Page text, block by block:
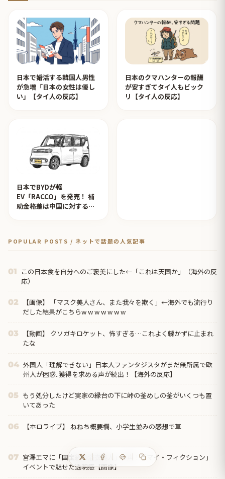
日本で婚活する韓国人男性
が急増「日本の女性は優し
い」【タイ人の反応】
日本のクマハンターの報酬
が安すぎてタイ人もビック
リ【タイ人の反応】
日本でBYDが軽
EV「RACCO」を発売！ 補
助金格差は中国に対するイ
POPULAR POSTS / ネットで話題の人気記事
01
この日本食を自分へのご褒美にした←「これは天国か」（海外の反
応）
02
【画像】 「マスク美人さん、また我々を欺く」←海外でも流行り
だした結果がこちらw w w w w w w
03
【動画】 クソガキロケット、怖すぎる…これよく轢かずに止まれ
たな
04 外国人「理解できない」日本人ファンタジスタがまだ無所属で欧
州人が困惑..獲得を求める声が続出！【海外の反応】
05 もう処分したけど実家の縁台の下に峠の釜めしの釜がいくつも置
いてあった
06 【ホロライブ】 ねねち概要欄、小学生並みの感想で草
07 宮澤エマに「国宝級の浴衣美人」の声！「マイ・フィクション」
イベントで魅せた透明感【画像】